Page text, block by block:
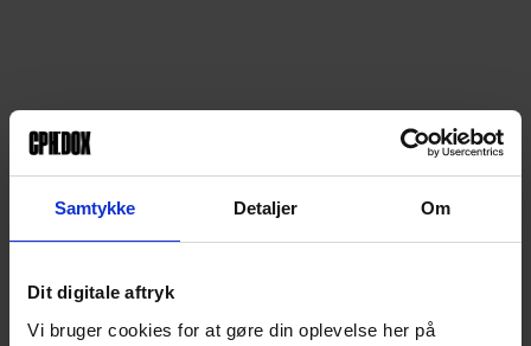
Samtykke Detaljer Om
Dit digitale aftryk
Vi bruger cookies for at gøre din oplevelse her på